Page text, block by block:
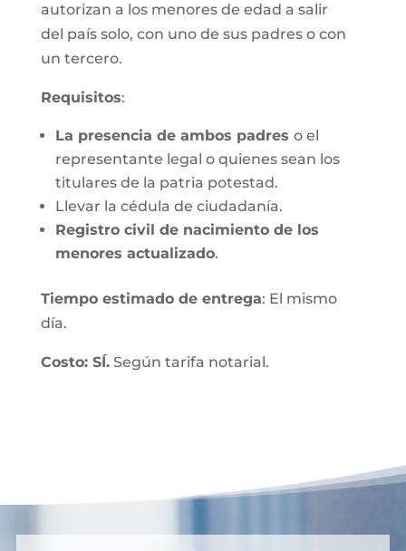
autorizan a los menores de edad a salir
del país solo, con uno de sus padres o con
un tercero.
Requisitos:
La presencia de ambos padres o el
representante legal o quienes sean los
titulares de la patria potestad.
Llevar la cédula de ciudadanía.
Registro civil de nacimiento de los
menores actualizado.
Tiempo estimado de entrega: El mismo
día.
Costo: SÍ.Según tarifa notarial.